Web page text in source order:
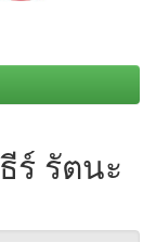
ร์ รัตนะ